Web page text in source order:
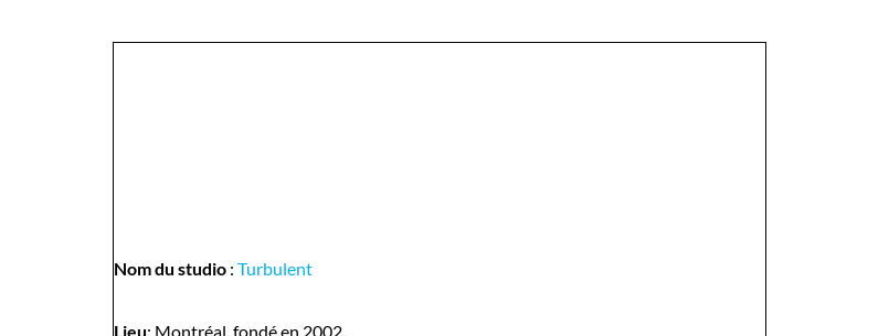
Nom du studio : Turbulent
Lieu: Montréal, fondé en 2002.